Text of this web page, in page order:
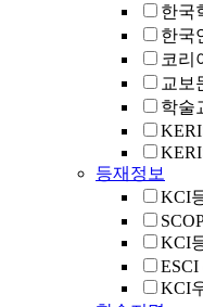
한국
한국
코리
교보
학술
등재정보
KCI
KCI
ESCI
KCI